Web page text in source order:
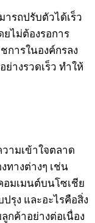
ารถปรับตัวได้เร็ว
ไม่ต้องรอการ
ารในองค์กรลง
างรวดเร็ว ทำให้
ามเข้าใจตลาด
ทางต่างๆ เช่น
มเมนต์บนโซเชีย
รุง และอะไรคือสิ่ง
กค้าอย่างต่อเนื่อง